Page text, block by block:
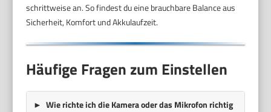
schrittweise an. So findest du eine brauchbare Balance aus
Sicherheit, Komfort und Akkulaufzeit.
Häufige Fragen zum Einstellen
Wie richte ich die Kamera oder das Mikrofon richtig